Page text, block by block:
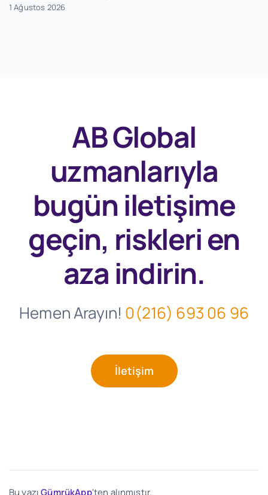
1 Ağustos 2026
AB Global
uzmanlarıyla
bugüniletişime
geçin, riskleri en
aza indirin.
Hemen Arayın! 0(216) 693 06 96
İletişim
Bu yazıGümrükApp'ten alınmıştır.